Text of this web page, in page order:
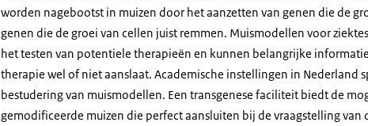
worden nagebootst in muizen door het aanzetten van genen die de
genen die de groei van cellen juist remmen. Muismodellen voor
het testen van potentiele therapieën en kunnen belangrijke
therapie wel of niet aanslaat. Academische instellingen in Nederland
bestudering van muismodellen. Een transgenese faciliteit biedt de
gemodificeerde muizen die perfect aansluiten bij de vraagstelling van